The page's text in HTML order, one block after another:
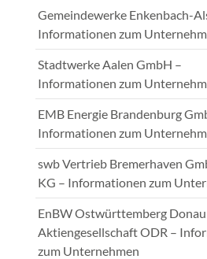
Gemeindewerke Enkenbach-
Informationen zum
Stadtwerke Aalen GmbH –
Informationen zum
EMB Energie Brandenburg
Informationen zum
swb Vertrieb Bremerhaven
KG – Informationen zum
EnBW Ostwürttemberg
Aktiengesellschaft ODR –
zum Unternehmen